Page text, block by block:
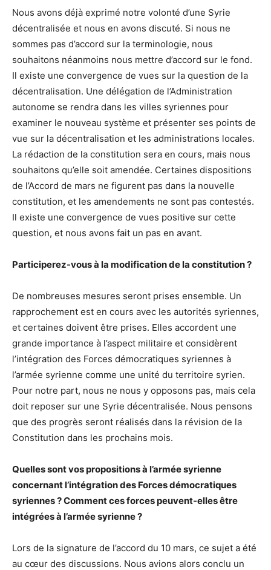
Nous avons déjà exprimé notre volonté d’une Syrie
décentralisée et nous en avons discuté. Si nous ne
sommes pas d’accord sur la terminologie, nous
souhaitons néanmoins nous mettre d’accord sur le fond.
Il existe une convergence de vues sur la question de la
décentralisation. Une délégation de l’Administration
autonome se rendra dans les villes syriennes pour
examiner le nouveau système et présenter ses points de
vue sur la décentralisation et les administrations locales.
La rédaction de la constitution sera en cours, mais nous
souhaitons qu’elle soit amendée. Certaines dispositions
de l’Accord de mars ne figurent pas dans la nouvelle
constitution, et les amendements ne sont pas contestés.
Il existe une convergence de vues positive sur cette
question, et nous avons fait un pas en avant.
Participerez-vous à la modification de la constitution ?
De nombreuses mesures seront prises ensemble. Un
rapprochement est en cours avec les autorités syriennes,
et certaines doivent être prises. Elles accordent une
grande importance à l’aspect militaire et considèrent
l’intégration des Forces démocratiques syriennes à
l’armée syrienne comme une unité du territoire syrien.
Pour notre part, nous ne nous y opposons pas, mais cela
doit reposer sur une Syrie décentralisée. Nous pensons
que des progrès seront réalisés dans la révision de la
Constitution dans les prochains mois.
Quelles sont vos propositions à l’armée syrienne
concernant l’intégration des Forces démocratiques
syriennes ? Comment ces forces peuvent-elles être
intégrées à l’armée syrienne ?
Lors de la signature de l’accord du 10 mars, ce sujet a été
au cœur des discussions. Nous avions alors conclu un